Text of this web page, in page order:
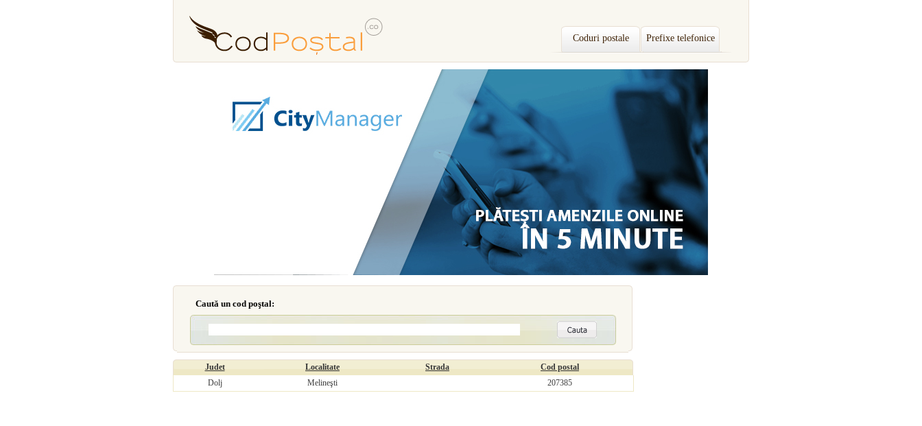
Coduri postale Prefixe telefonice
Caută un cod poştal:
Judet Localitate Strada
Cod postal
Dolj
Melineşti 207385